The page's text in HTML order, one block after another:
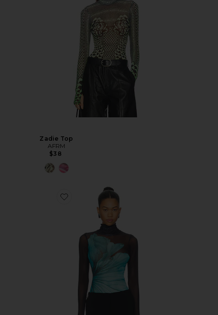
Zadie Top
AFRM
$38